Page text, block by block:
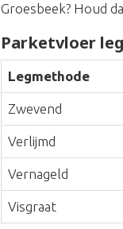
Groesbeek? Houd
Parketvloer
Legmethode
Zwevend
Verlijmd
Vernageld
Visgraat